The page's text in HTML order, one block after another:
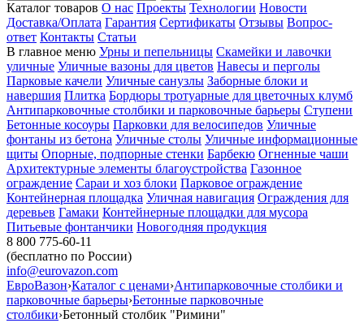
Каталог товаров О нас Проекты Технологии Новости
Доставка/Оплата Гарантия Сертификаты Отзывы Вопрос-
ответ Контакты Статьи
В главное меню Урны и пепельницы Скамейки и лавочки
уличные Уличные вазоны для цветов Навесы и перголы
Парковые качели Уличные санузлы Заборные блоки и
навершия Плитка Бордюры тротуарные для цветочных клумб
Антипарковочные столбики и парковочные барьеры Ступени
Бетонные косоуры Парковки для велосипедов Уличные
фонтаны из бетона Уличные столы Уличные информационные
щиты Опорные, подпорные стенки Барбекю Огненные чаши
Архитектурные элементы благоустройства Газонное
ограждение Сараи и хоз блоки Парковое ограждение
Контейнерная площадка Уличная навигация Ограждения для
деревьев Гамаки Контейнерные площадки для мусора
Питьевые фонтанчики Новогодняя продукция
8 800 775-60-11
(бесплатно по России)
info@eurovazon.com
ЕвроВазон›Каталог с ценами›Антипарковочные столбики и
парковочные барьеры›Бетонные парковочные
столбики›Бетонный столбик "Римини"